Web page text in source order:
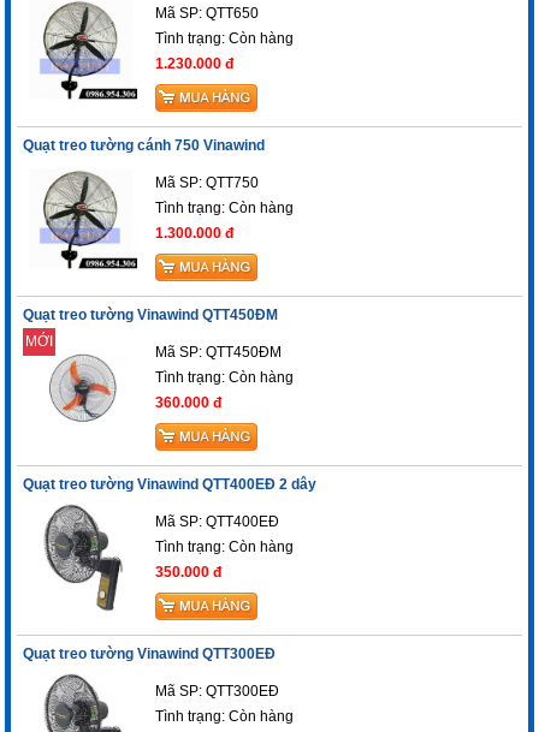
Mã SP: QTT650
Tình trạng:Còn hàng
1.230.000 đ
Quạt treo tường cánh 750 Vinawind
Mã SP: QTT750
Tình trạng:Còn hàng
1.300.000 đ
Quạt treo tường Vinawind QTT450ĐM
MỚI
Mã SP: QTT450ĐM
Tình trạng:Còn hàng
360.000 đ
Quạt treo tường Vinawind QTT400EĐ 2 dây
Mã SP: QTT400EĐ
Tình trạng:Còn hàng
350.000 đ
Quạt treo tường Vinawind QTT300EĐ
Mã SP: QTT300EĐ
Tình trạng:Còn hàng